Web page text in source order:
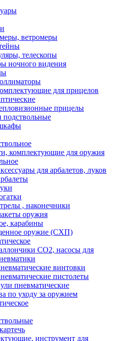
ветромеры
телескопы
ночного видения
для прицелов
прицелы
комплектующие для оружия
для арбалетов, луков
, наконечники
оружия
карабины
оружие (СХП)
СО2, насосы для
винтовки
пистолеты
пневматические
по уходу за оружием
инструмент для